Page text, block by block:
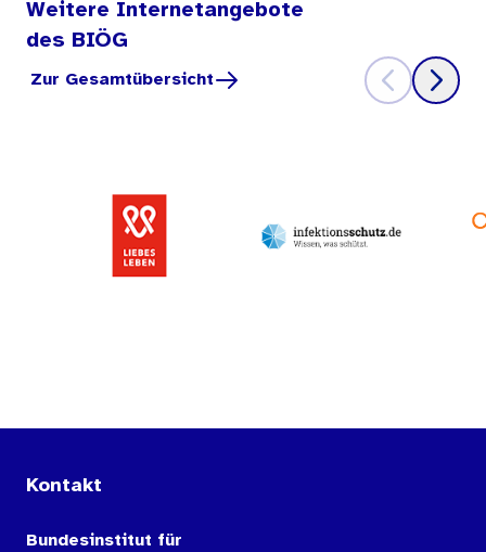
Weitere Internetangebote
des BIÖG
Zur Gesamtübersicht
Kontakt
Bundesinstitut für